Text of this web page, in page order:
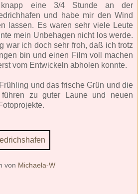
eine 3/4 Stunde an der
und habe mir den Wind
lassen. Es waren sehr viele Leute
mein Unbehagen nicht los werde.
war ich doch sehr froh, daß ich trotz
bin und einen Film voll machen
vom Entwickeln abholen konnte.
und das frische Grün und die
führen zu guter Laune und neuen
von Michaela-W